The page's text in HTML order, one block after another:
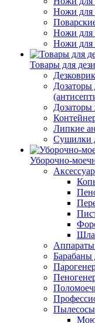
Ножи для
Ножи для
Ножи для
Товары для
Липкие
Сушилки
Уборочно-
Аппараты
Барабаны
Пылесосы